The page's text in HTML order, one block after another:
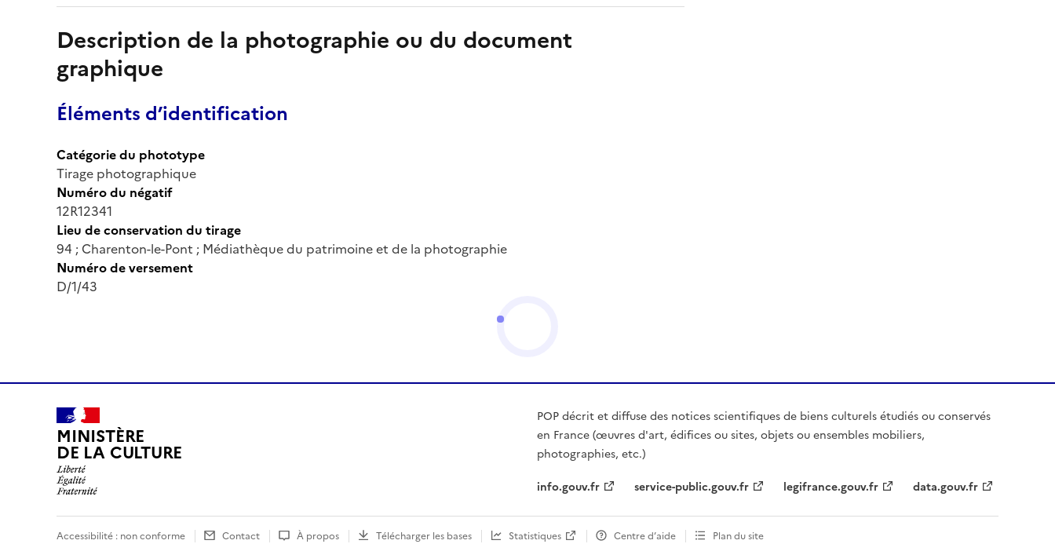
Description de la photographie ou du document
graphique
Éléments d’identification
Catégorie du phototype
Tirage photographique
Numéro du négatif
12R12341
Lieu de conservation du tirage
94 ; Charenton-le-Pont ; Médiathèque du patrimoine et de la photographie
Numéro de versement
D/1/43
MINISTÈRE
DE LA CULTURE
POP décrit et diffuse des notices scientifiques de biens culturels étudiés ou conservés
en France (œuvres d'art, édifices ou sites, objets ou ensembles mobiliers,
photographies, etc.)
info.gouv.fr
service-public.gouv.fr legifrance.gouv.fr data.gouv.fr
Accessibilité : non conforme Contact À propos Télécharger les bases Statistiques Centre d’aide Plan du site